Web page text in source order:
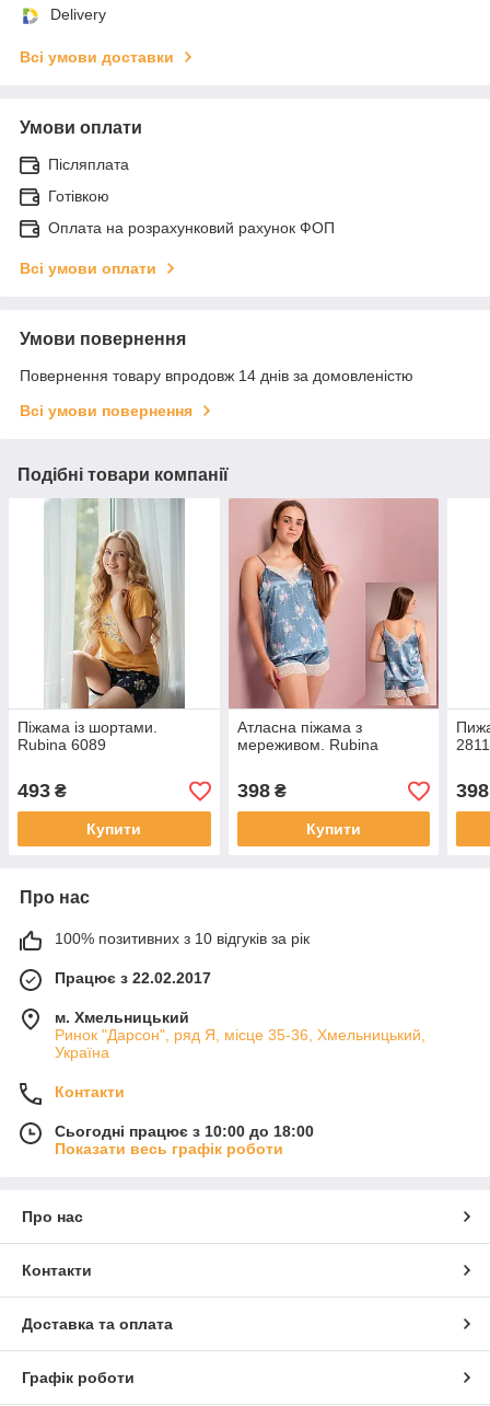
Delivery
Всі умови доставки
Умови оплати
Післяплата
Готівкою
Оплата на розрахунковий рахунок ФОП
Всі умови оплати
Умови повернення
Повернення товару впродовж 14 днів за домовленістю
Всі умови повернення
Подібні товари компанії
Піжама із шортами.
Rubina 6089
493 ₴
Купити
Атласна піжама з
мереживом. Rubina
398₴
Купити
398
Про нас
100% позитивних з 10 відгуків за рік
Працює з 22.02.2017
м. Хмельницький
Ринок "Дарсон", ряд Я, місце 35-36, Хмельницький,
Україна
Контакти
Сьогодні працює з 10:00 до 18:00
Показати весь графік роботи
Про нас
Контакти
Доставка та оплата
Графік роботи